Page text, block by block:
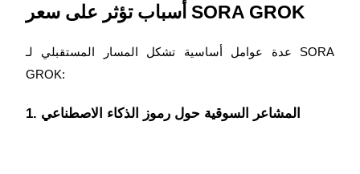
خنزير الطاقة
احصل على مكافآت تنافسية يوميًا
أسباب تؤثر على سعر SORA GROK
عدة عوامل أساسية تشكل المسار المستقبلي لـ SORA
GROK:
1. المشاعر السوقية حول رموز الذكاء الاصطناعي